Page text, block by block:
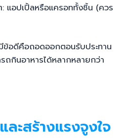
แอปเปิ้ลหรือแครอททั้งชิ้น (ควร
ข้อดีคือถอดออกตอนรับประทาน
รถกินอาหารได้หลากหลายกว่า
ะสร้างแรงจูงใจ